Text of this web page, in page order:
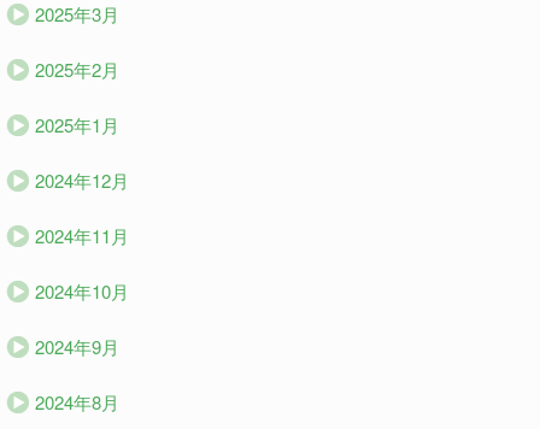
2025年3月
2025年2月
2025年1月
2024年12月
2024年11月
2024年10月
2024年9月
2024年8月